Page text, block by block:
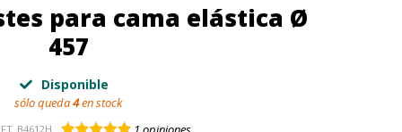
para cama elástica Ø
457
Disponible
sólo queda4en stock
FT_B4612H